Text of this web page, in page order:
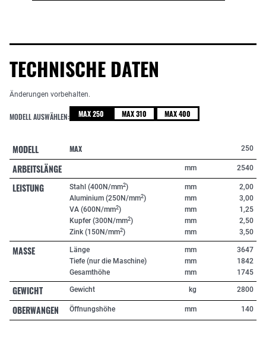
TECHNISCHE DATEN
Änderungen vorbehalten.
MODELL AUSWÄHLEN: MAX 250 MAX 310 MAX 400
MODELL MAX 250
ARBEITSLÄNGE mm 2540
LEISTUNG Stahl (400N/mm2)
Aluminium (250N/mm2)
VA (600N/mm2)
Kupfer (300N/mm2)
Zink (150N/mm2)
mm
mm
mm
mm
mm
2,00
3,00
1,25
2,50
3,50
MASSE
Länge
Tiefe (nur die Maschine)
Gesamthöhe
mm
mm
mm
3647
1842
1745
GEWICHT Gewicht kg 2800
OBERWANGEN Öffnungshöhe mm 140